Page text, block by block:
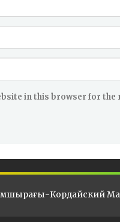
in this browser for
Кордайский